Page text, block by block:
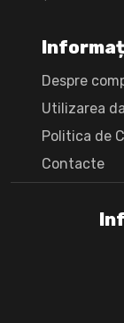
Despre
Utilizarea
Politica de
Сontacte